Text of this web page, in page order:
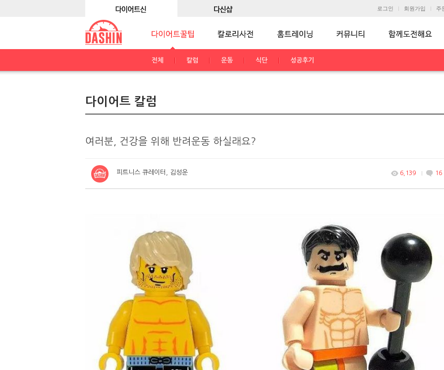
로그인 회원가입 주
전체 칼럼 운동 식단 성공후기
다이어트 칼럼
여러분, 건강을 위해 반려운동 하실래요?
피트니스 큐레이터, 김성운 6,139 16